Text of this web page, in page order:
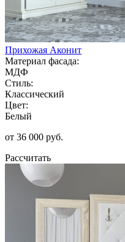
Прихожая Аконит
Материал фасада:
МДФ
Стиль:
Классический
Цвет:
Белый
от 36 000 руб.
Рассчитать